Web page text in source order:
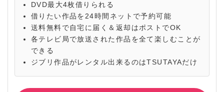
DVD最大4枚借りられる
借りたい作品を24時間ネットで予約可能
送料無料で自宅に届く＆返却はポストでOK
各テレビ局で放送された作品を全て楽しむことが
できる
ジブリ作品がレンタル出来るのはTSUTAYAだけ